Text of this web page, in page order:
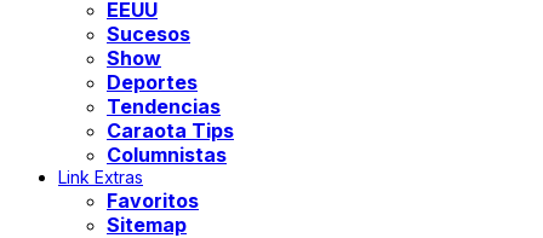
EEUU
Sucesos
Show
Deportes
Tendencias
Caraota Tips
Columnistas
Link Extras
Favoritos
Sitemap